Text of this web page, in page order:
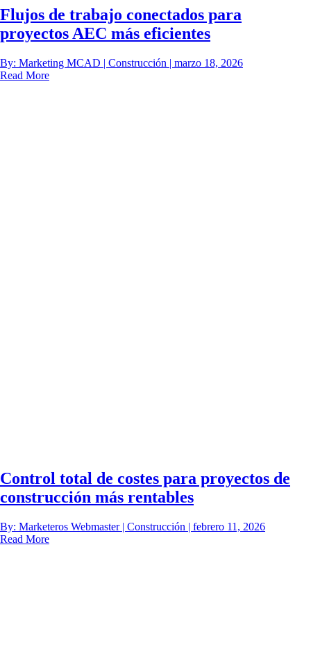
Flujos de trabajo conectados para
proyectos AEC más eficientes
By: Marketing MCAD | Construcción | marzo 18, 2026
Read More
Control total de costes para proyectos de
construcción más rentables
By: Marketeros Webmaster | Construcción | febrero 11, 2026
Read More